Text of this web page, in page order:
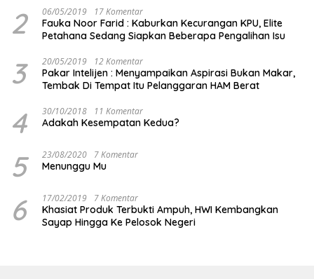
2 06/05/2019 17 Komentar
Fauka Noor Farid : Kaburkan Kecurangan KPU, Elite
Petahana Sedang Siapkan Beberapa Pengalihan Isu
3 20/05/2019 12 Komentar
Pakar Intelijen : Menyampaikan Aspirasi Bukan Makar,
Tembak Di Tempat Itu Pelanggaran HAM Berat
4 30/10/2018 11 Komentar
Adakah Kesempatan Kedua?
5 23/08/2020 7 Komentar
Menunggu Mu
6 17/02/2019 7 Komentar
Khasiat Produk Terbukti Ampuh, HWI Kembangkan
Sayap Hingga Ke Pelosok Negeri